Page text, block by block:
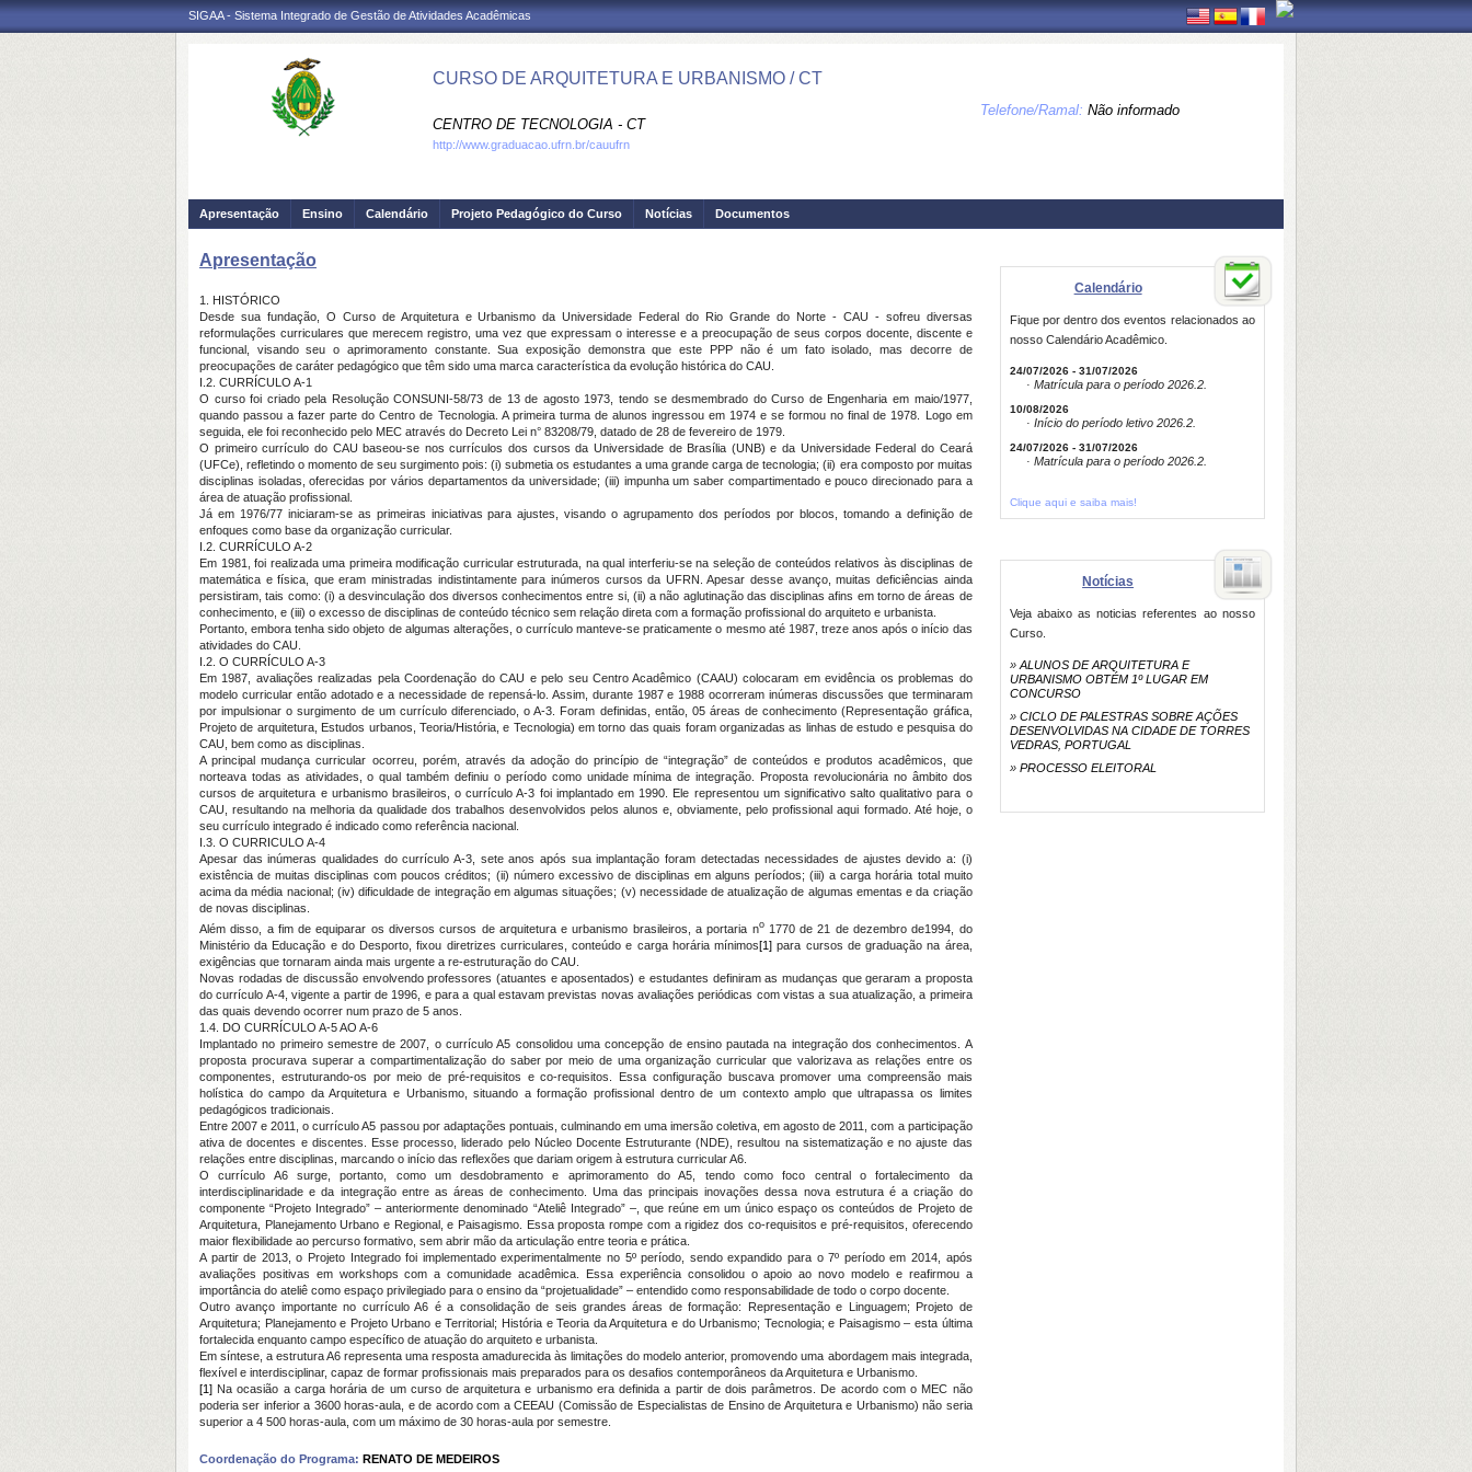
SIGAA - Sistema Integrado de Gestão de Atividades Acadêmicas
CURSO DE ARQUITETURA E URBANISMO / CT
CENTRO DE TECNOLOGIA - CT
Telefone/Ramal: Não informado
http://www.graduacao.ufrn.br/cauufrn
Apresentação Ensino Calendário Projeto Pedagógico do Curso Notícias Documentos
Apresentação
1. HISTÓRICO
Desde sua fundação, O Curso de Arquitetura e Urbanismo da Universidade Federal do Rio Grande do Norte - CAU - sofreu diversas
reformulações curriculares que merecem registro, uma vez que expressam o interesse e a preocupação de seus corpos docente, discente e
funcional, visando seu o aprimoramento constante. Sua exposição demonstra que este PPP não é um fato isolado, mas decorre de
preocupações de caráter pedagógico que têm sido uma marca característica da evolução histórica do CAU.
I.2. CURRÍCULO A-1
O curso foi criado pela Resolução CONSUNI-58/73 de 13 de agosto 1973, tendo se desmembrado do Curso de Engenharia em maio/1977,
quando passou a fazer parte do Centro de Tecnologia. A primeira turma de alunos ingressou em 1974 e se formou no final de 1978. Logo em
seguida, ele foi reconhecido pelo MEC através do Decreto Lei n° 83208/79, datado de 28 de fevereiro de 1979.
O primeiro currículo do CAU baseou-se nos currículos dos cursos da Universidade de Brasília (UNB) e da Universidade Federal do Ceará
(UFCe), refletindo o momento de seu surgimento pois: (i) submetia os estudantes a uma grande carga de tecnologia; (ii) era composto por muitas
disciplinas isoladas, oferecidas por vários departamentos da universidade; (iii) impunha um saber compartimentado e pouco direcionado para a
área de atuação profissional.
Já em 1976/77 iniciaram-se as primeiras iniciativas para ajustes, visando o agrupamento dos períodos por blocos, tomando a definição de
enfoques como base da organização curricular.
I.2. CURRÍCULO A-2
Em 1981, foi realizada uma primeira modificação curricular estruturada, na qual interferiu-se na seleção de conteúdos relativos às disciplinas de
matemática e física, que eram ministradas indistintamente para inúmeros cursos da UFRN. Apesar desse avanço, muitas deficiências ainda
persistiram, tais como: (i) a desvinculação dos diversos conhecimentos entre si, (ii) a não aglutinação das disciplinas afins em torno de áreas de
conhecimento, e (iii) o excesso de disciplinas de conteúdo técnico sem relação direta com a formação profissional do arquiteto e urbanista.
Portanto, embora tenha sido objeto de algumas alterações, o currículo manteve-se praticamente o mesmo até 1987, treze anos após o início das
atividades do CAU.
I.2. O CURRÍCULO A-3
Em 1987, avaliações realizadas pela Coordenação do CAU e pelo seu Centro Acadêmico (CAAU) colocaram em evidência os problemas do
modelo curricular então adotado e a necessidade de repensá-lo. Assim, durante 1987 e 1988 ocorreram inúmeras discussões que terminaram
por impulsionar o surgimento de um currículo diferenciado, o A-3. Foram definidas, então, 05 áreas de conhecimento (Representação gráfica,
Projeto de arquitetura, Estudos urbanos, Teoria/História, e Tecnologia) em torno das quais foram organizadas as linhas de estudo e pesquisa do
CAU, bem como as disciplinas.
A principal mudança curricular ocorreu, porém, através da adoção do princípio de “integração” de conteúdos e produtos acadêmicos, que
norteava todas as atividades, o qual também definiu o período como unidade mínima de integração. Proposta revolucionária no âmbito dos
cursos de arquitetura e urbanismo brasileiros, o currículo A-3 foi implantado em 1990. Ele representou um significativo salto qualitativo para o
CAU, resultando na melhoria da qualidade dos trabalhos desenvolvidos pelos alunos e, obviamente, pelo profissional aqui formado. Até hoje, o
seu currículo integrado é indicado como referência nacional.
I.3. O CURRICULO A-4
Apesar das inúmeras qualidades do currículo A-3, sete anos após sua implantação foram detectadas necessidades de ajustes devido a: (i)
existência de muitas disciplinas com poucos créditos; (ii) número excessivo de disciplinas em alguns períodos; (iii) a carga horária total muito
acima da média nacional; (iv) dificuldade de integração em algumas situações; (v) necessidade de atualização de algumas ementas e da criação
de novas disciplinas.
Além disso, a fim de equiparar os diversos cursos de arquitetura e urbanismo brasileiros, a portaria no1770 de 21 de dezembro de1994, do
Ministério da Educação e do Desporto, fixou diretrizes curriculares, conteúdo e carga horária mínimos[1] para cursos de graduação na área,
exigências que tornaram ainda mais urgente a re-estruturação do CAU.
Novas rodadas de discussão envolvendo professores (atuantes e aposentados) e estudantes definiram as mudanças que geraram a proposta
do currículo A-4, vigente a partir de 1996, e para a qual estavam previstas novas avaliações periódicas com vistas a sua atualização, a primeira
das quais devendo ocorrer num prazo de 5 anos.
1.4. DO CURRÍCULO A-5 AO A-6
Implantado no primeiro semestre de 2007, o currículo A5 consolidou uma concepção de ensino pautada na integração dos conhecimentos. A
proposta procurava superar a compartimentalização do saber por meio de uma organização curricular que valorizava as relações entre os
componentes, estruturando-os por meio de pré-requisitos e co-requisitos. Essa configuração buscava promover uma compreensão mais
holística do campo da Arquitetura e Urbanismo, situando a formação profissional dentro de um contexto amplo que ultrapassa os limites
pedagógicos tradicionais.
Entre 2007 e 2011, o currículo A5 passou por adaptações pontuais, culminando em uma imersão coletiva, em agosto de 2011, com a participação
ativa de docentes e discentes. Esse processo, liderado pelo Núcleo Docente Estruturante (NDE), resultou na sistematização e no ajuste das
relações entre disciplinas, marcando o início das reflexões que dariam origem à estrutura curricular A6.
O currículo A6 surge, portanto, como um desdobramento e aprimoramento do A5, tendo como foco central o fortalecimento da
interdisciplinaridade e da integração entre as áreas de conhecimento. Uma das principais inovações dessa nova estrutura é a criação do
componente “Projeto Integrado” – anteriormente denominado “Ateliê Integrado” –, que reúne em um único espaço os conteúdos de Projeto de
Arquitetura, Planejamento Urbano e Regional, e Paisagismo. Essa proposta rompe com a rigidez dos co-requisitos e pré-requisitos, oferecendo
maior flexibilidade ao percurso formativo, sem abrir mão da articulação entre teoria e prática.
A partir de 2013, o Projeto Integrado foi implementado experimentalmente no 5º período, sendo expandido para o 7º período em 2014, após
avaliações positivas em workshops com a comunidade acadêmica. Essa experiência consolidou o apoio ao novo modelo e reafirmou a
importância do ateliê como espaço privilegiado para o ensino da “projetualidade” – entendido como responsabilidade de todo o corpo docente.
Outro avanço importante no currículo A6 é a consolidação de seis grandes áreas de formação: Representação e Linguagem; Projeto de
Arquitetura; Planejamento e Projeto Urbano e Territorial; História e Teoria da Arquitetura e do Urbanismo; Tecnologia; e Paisagismo – esta última
fortalecida enquanto campo específico de atuação do arquiteto e urbanista.
Em síntese, a estrutura A6 representa uma resposta amadurecida às limitações do modelo anterior, promovendo uma abordagem mais integrada,
flexível e interdisciplinar, capaz de formar profissionais mais preparados para os desafios contemporâneos da Arquitetura e Urbanismo.
[1] Na ocasião a carga horária de um curso de arquitetura e urbanismo era definida a partir de dois parâmetros. De acordo com o MEC não
poderia ser inferior a 3600 horas-aula, e de acordo com a CEEAU (Comissão de Especialistas de Ensino de Arquitetura e Urbanismo) não seria
superior a 4 500 horas-aula, com um máximo de 30 horas-aula por semestre.
Coordenação do Programa: RENATO DE MEDEIROS
Calendário
Fique por dentro dos eventos relacionados ao
nosso Calendário Acadêmico.
24/07/2026 - 31/07/2026
· Matrícula para o período 2026.2.
10/08/2026
· Início do período letivo 2026.2.
24/07/2026 - 31/07/2026
· Matrícula para o período 2026.2.
Clique aqui e saiba mais!
Notícias
Veja abaixo as noticias referentes ao nosso
Curso.
» ALUNOS DE ARQUITETURA E
URBANISMO OBTÉM 1º LUGAR EM
CONCURSO
» CICLO DE PALESTRAS SOBRE AÇÕES
DESENVOLVIDAS NA CIDADE DE TORRES
VEDRAS, PORTUGAL
» PROCESSO ELEITORAL